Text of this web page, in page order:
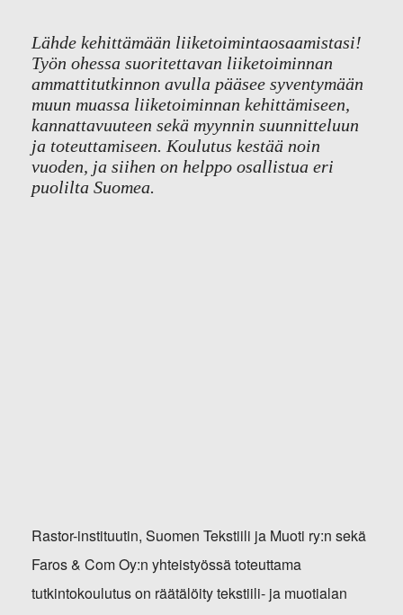
Lähde kehittämään liiketoimintaosaamistasi!
Työn ohessa suoritettavan liiketoiminnan
ammattitutkinnon avulla pääsee syventymään
muun muassa liiketoiminnan kehittämiseen,
kannattavuuteen sekä myynnin suunnitteluun
ja toteuttamiseen. Koulutus kestää noin
vuoden, ja siihen on helppo osallistua eri
puolilta Suomea.
Rastor-instituutin, Suomen Tekstiili ja Muoti ry:n sekä
Faros & Com Oy:n yhteistyössä toteuttama
tutkintokoulutus on räätälöity tekstiili- ja muotialan